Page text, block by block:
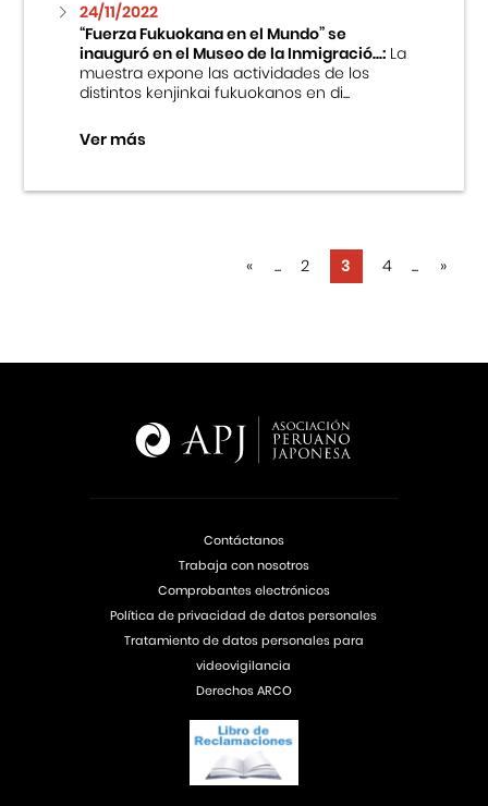
24/11/2022
“Fuerza Fukuokana en el Mundo” se
inauguró en el Museo de la Inmigració...:La
muestra expone las actividades de los
distintos kenjinkai fukuokanos en di...
Ver más
« ... 2 3 4 ... »
Contáctanos
Trabaja con nosotros
Comprobantes electrónicos
Política de privacidad de datos personales
Tratamiento de datos personales para
videovigilancia
Derechos ARCO